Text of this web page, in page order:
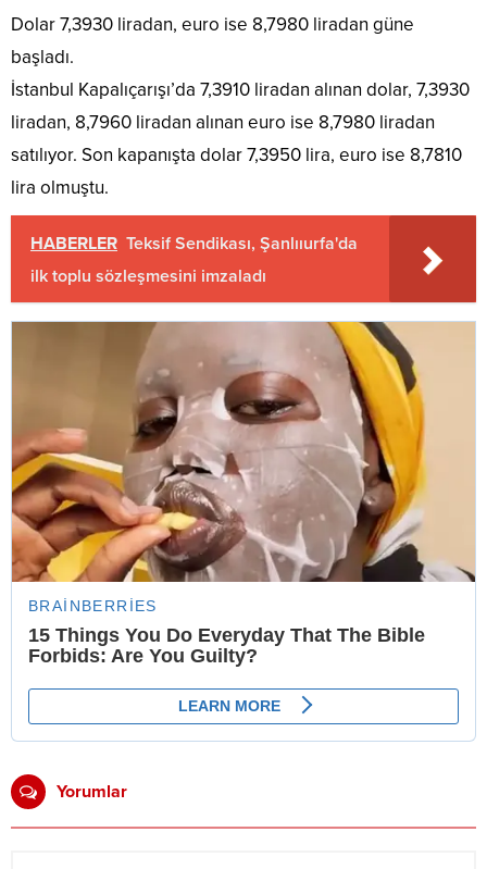
Dolar 7,3930 liradan, euro ise 8,7980 liradan güne
başladı.
İstanbul Kapalıçarışı’da 7,3910 liradan alınan dolar, 7,3930
liradan, 8,7960 liradan alınan euro ise 8,7980 liradan
satılıyor. Son kapanışta dolar 7,3950 lira, euro ise 8,7810
lira olmuştu.
HABERLER Teksif Sendikası, Şanlııurfa'da
ilk toplu sözleşmesini imzaladı
Yorumlar